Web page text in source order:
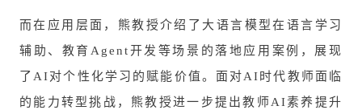
而在应用层面，熊教授介绍了大语言模型在语言学习
辅助、教育Agent开发等场景的落地应用案例，展现
了AI对个性化学习的赋能价值。面对AI时代教师面临
的能力转型挑战，熊教授进一步提出教师AI素养提升